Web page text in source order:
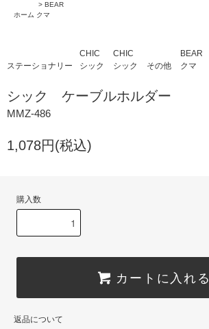
ホーム
> BEAR
クマ
ステーショナリー
CHIC
シック
CHIC
シック
その他
BEAR
クマ
シック ケーブルホルダー
MMZ-486
1,078円(税込)
購入数
カートに入れる
返品について